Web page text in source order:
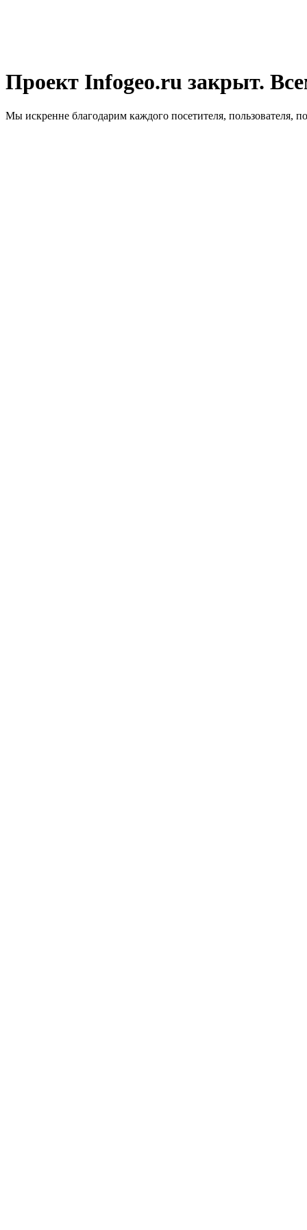
Проект Infogeo.ru закрыт.
Мы искренне благодарим каждого посетителя, пользователя,